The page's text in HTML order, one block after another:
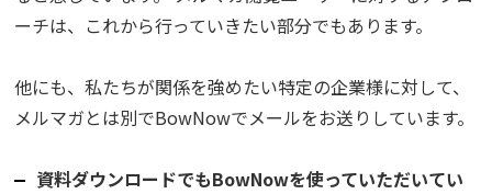
ーチは、これから行っていきたい部分でもあります。
他にも、私たちが関係を強めたい特定の企業様に対して、
メルマガとは別でBowNowでメールをお送りしています。
資料ダウンロードでもBowNowを使っていただいてい